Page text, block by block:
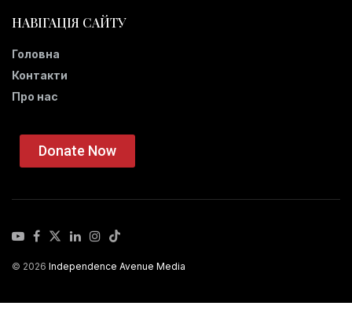
НАВІГАЦІЯ САЙТУ
Головна
Контакти
Про нас
Donate Now
© 2026 Independence Avenue Media